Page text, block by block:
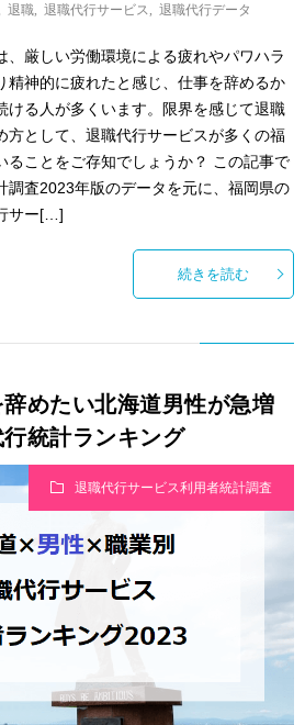
退職 退職代行サービス 退職代行データ
、厳しい労働環境による疲れやパワハラ
精神的に疲れたと感じ、仕事を辞めるか
ける人が多くいます。限界を感じて退職
方として、退職代行サービスが多くの福
ることをご存知でしょうか？ この記事で
調査2023年版のデータを元に、福岡県の
サー[…]
続きを読む
めたい北海道男性が急増
統計ランキング
退職代行サービス利用者統計調査